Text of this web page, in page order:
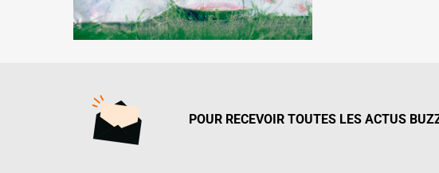
POUR RECEVOIR TOUTES LES ACTUS